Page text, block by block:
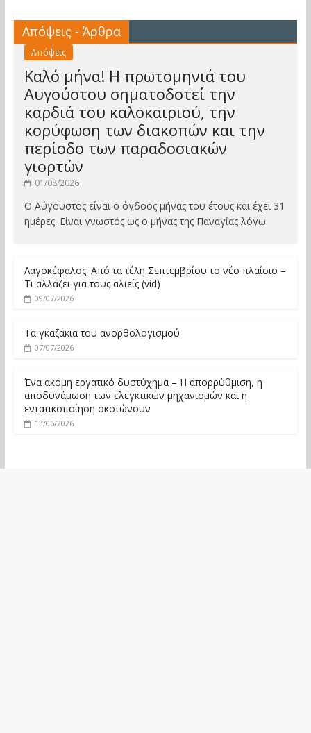
Απόψεις - Άρθρα
Απόψεις
Καλό μήνα! Η πρωτομηνιά του
Αυγούστου σηματοδοτεί την
καρδιά του καλοκαιριού, την
κορύφωση των διακοπών και την
περίοδο των παραδοσιακών
γιορτών
01/08/2026
Ο Αύγουστος είναι ο όγδοος μήνας του έτους και έχει 31
ημέρες. Είναι γνωστός ως ο μήνας της Παναγίας λόγω
Λαγοκέφαλος: Από τα τέλη Σεπτεμβρίου το νέο πλαίσιο –
Τι αλλάζει για τους αλιείς (vid)
09/07/2026
Τα γκαζάκια του ανορθολογισμού
07/07/2026
Ένα ακόμη εργατικό δυστύχημα – Η απορρύθμιση, η
αποδυνάμωση των ελεγκτικών μηχανισμών και η
εντατικοποίηση σκοτώνουν
13/06/2026